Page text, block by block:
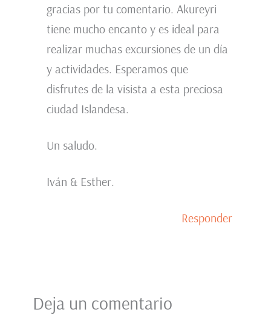
gracias por tu comentario. Akureyri
tiene mucho encanto y es ideal para
realizar muchas excursiones de un día
y actividades. Esperamos que
disfrutes de la visista a esta preciosa
ciudad Islandesa.
Un saludo.
Iván & Esther.
Responder
Deja un comentario